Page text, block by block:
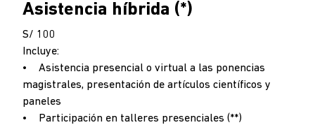
Asistencia híbrida (*)
S/ 100
Incluye:
• Asistencia presencial o virtual a las ponencias
magistrales, presentación de artículos científicos y
paneles
• Participación en talleres presenciales (**)